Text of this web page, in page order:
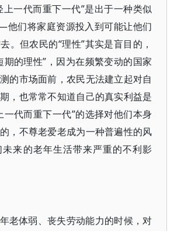
上一代而重下一代”是出于一种类似
他们将家庭资源投入到可能让他们
。但农民的“理性”其实是盲目的，
期的理性”，因为在频繁变动的国家
的市场面前，农民无法建立起对自
，也常常不知道自己的真实利益是
一代而重下一代”的选择对他们本身
，不尊老爱老成为一种普遍性的风
来的老年生活带来严重的不利影
老体弱、丧失劳动能力的时候，对